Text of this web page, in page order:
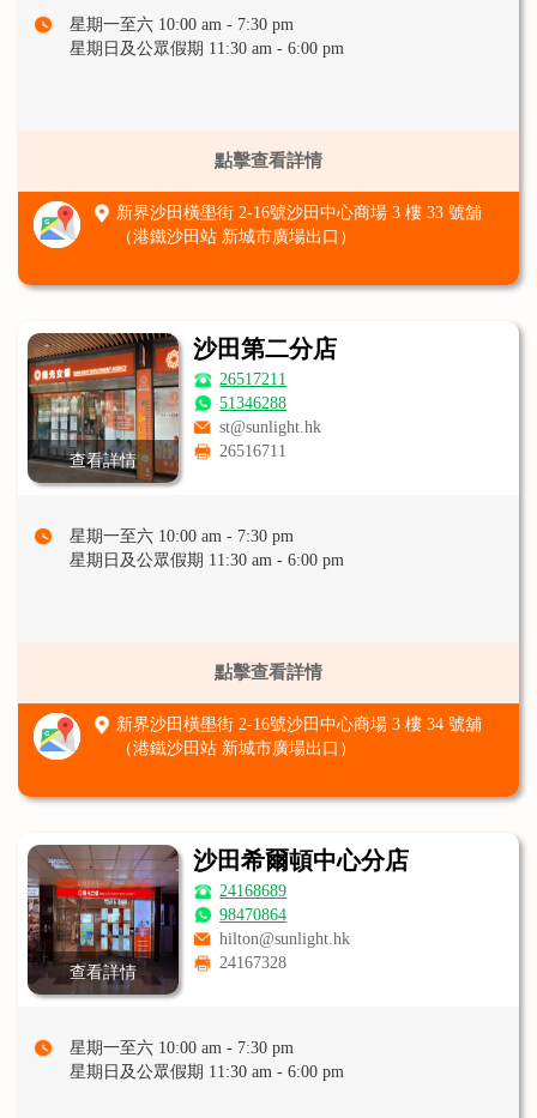
星期一至六 10:00 am - 7:30 pm
星期日及公眾假期 11:30 am - 6:00 pm
點擊查看詳情
新界沙田橫壆街 2-16號沙田中心商場 3 樓 33 號舖
（港鐵沙田站 新城市廣場出口）
查看詳情
沙田第二分店
26517211
51346288
st@sunlight.hk
26516711
星期一至六 10:00 am - 7:30 pm
星期日及公眾假期 11:30 am - 6:00 pm
點擊查看詳情
新界沙田橫壆街 2-16號沙田中心商場 3 樓 34 號舖
（港鐵沙田站 新城市廣場出口）
查看詳情
沙田希爾頓中心分店
24168689
98470864
hilton@sunlight.hk
24167328
星期一至六 10:00 am - 7:30 pm
星期日及公眾假期 11:30 am - 6:00 pm